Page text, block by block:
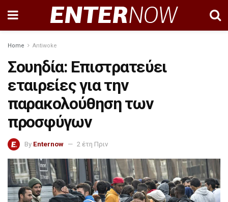
Home Antiwoke
Σουηδία: Επιστρατεύει
εταιρείες για την
παρακολούθηση των
προσφύγων
By Enternow 2 έτη Πριν